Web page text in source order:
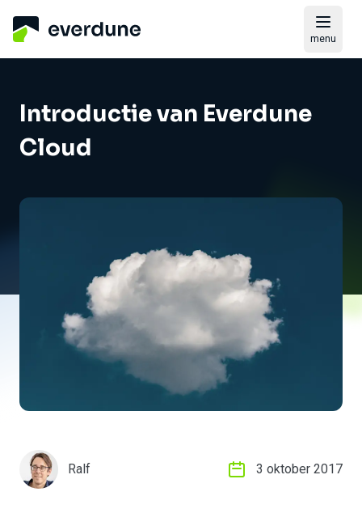
menu
Introductie van Everdune
Cloud
Ralf 3 oktober 2017